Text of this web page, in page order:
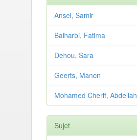
Ansel, Samir
Balharbi, Fatima
Dehou, Sara
Geerts, Manon
Mohamed Cherif, Abdellah
Sujet